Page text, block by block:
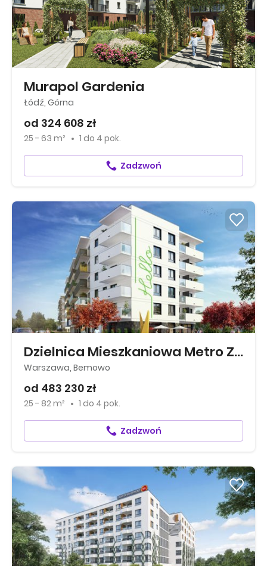
Murapol Gardenia
Łódź, Górna
od 324 608 zł
25 - 63 m² 1 do 4 pok.
Zadzwoń
Dzielnica Mieszkaniowa Metro Zachód
Warszawa, Bemowo
od 483 230 zł
25 - 82 m² 1 do 4 pok.
Zadzwoń